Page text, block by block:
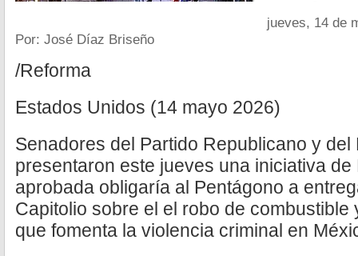
jueves, 14 de
Por: José Díaz Briseño
/Reforma
Estados Unidos (14 mayo 2026)
Senadores del Partido Republicano y
presentaron este jueves una iniciativa
aprobada obligaría al Pentágono a
Capitolio sobre el el robo de
que fomenta la violencia criminal en